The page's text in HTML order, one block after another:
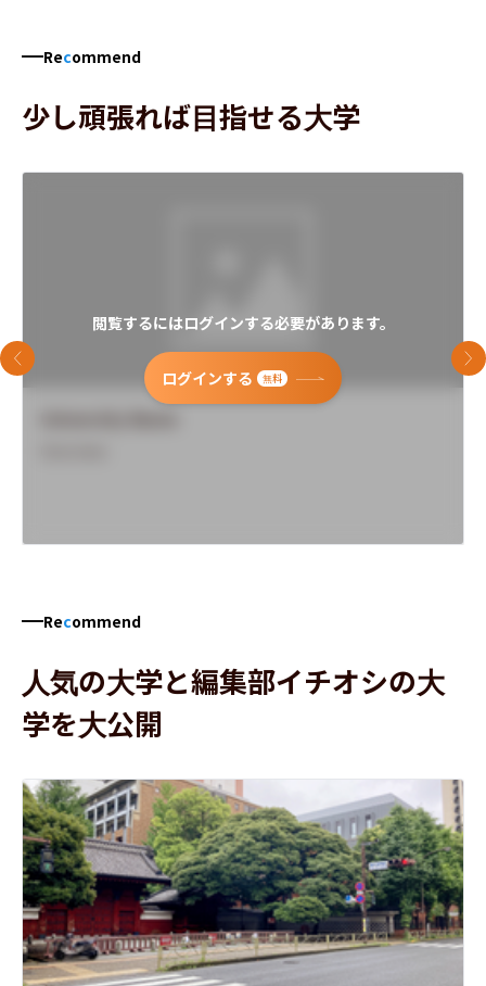
Recommend
少し頑張れば目指せる大学
閲覧するにはログインする必要があります。
ログインする 無料
前のスライド 次
Recommend
人気の大学と編集部イチオシの大
学を大公開